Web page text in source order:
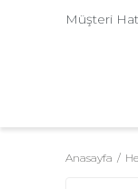
Müşteri
Anasayfa